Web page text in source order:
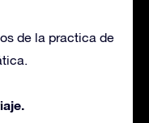
de la practica de